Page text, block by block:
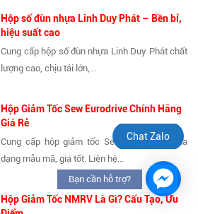
Hộp số đùn nhựa Linh Duy Phát – Bền bỉ,
hiệu suất cao
Cung cấp hộp số đùn nhựa Linh Duy Phát chất
lượng cao, chịu tải lớn,...
Hộp Giảm Tốc Sew Eurodrive Chính Hãng
Giá Rẻ
Cung cấp hộp giảm tốc Sew chính hãng, đa
dạng mẫu mã, giá tốt. Liên hệ...
Hộp Giảm Tốc NMRV Là Gì? Cấu Tạo, Ưu
Chat Zalo
Bạn cần hỗ trợ?